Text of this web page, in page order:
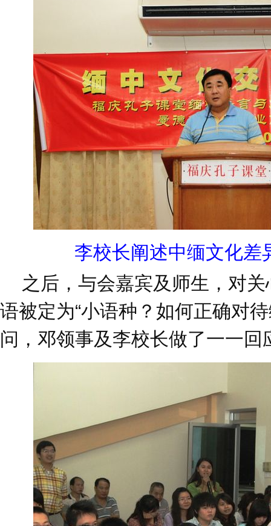
李校长阐述中缅文化
之后，与会嘉宾及师生，对关
语被定为“小语种？如何正确对
问，邓领事及李校长做了一一回